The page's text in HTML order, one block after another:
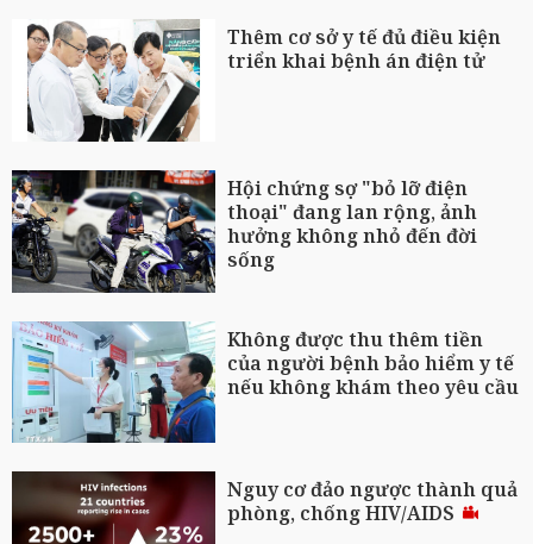
Thêm cơ sở y tế đủ điều kiện
triển khai bệnh án điện tử
Hội chứng sợ "bỏ lỡ điện
thoại" đang lan rộng, ảnh
hưởng không nhỏ đến đời
sống
Không được thu thêm tiền
của người bệnh bảo hiểm y tế
nếu không khám theo yêu cầu
Nguy cơ đảo ngược thành quả
phòng, chống HIV/AIDS